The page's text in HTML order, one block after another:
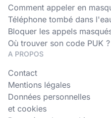
Comment appeler en
Téléphone tombé dans
Bloquer les appels
Où trouver son code PUK ?
A PROPOS
Contact
Mentions légales
Données personnelles
et cookies